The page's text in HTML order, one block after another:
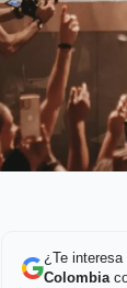
¿Te
Colombia